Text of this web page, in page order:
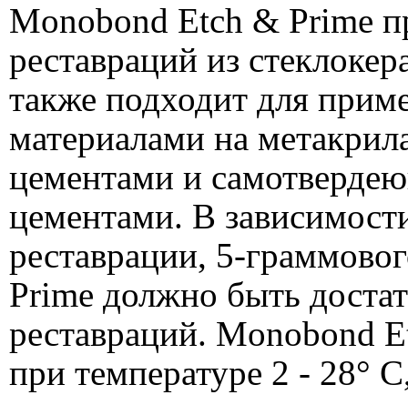
Monobond Etch & Prime
реставраций из
также подходит для
материалами на
цементами и
цементами. В
реставрации, 5-
Prime должно быть
реставраций. Monobond
при температуре 2 - 28°